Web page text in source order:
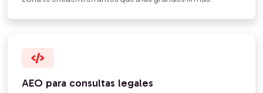
AEO para consultas legales